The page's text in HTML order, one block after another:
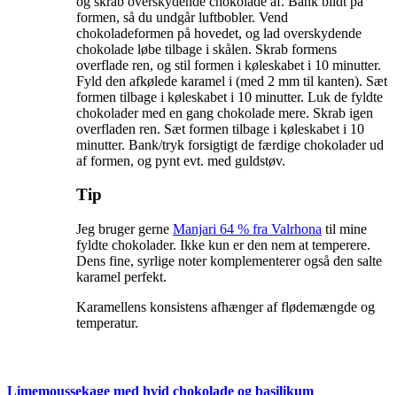
formen, så du undgår luftbobler. Vend
chokoladeformen på hovedet, og lad overskydende
chokolade løbe tilbage i skålen. Skrab formens
overflade ren, og stil formen i køleskabet i 10 minutter.
Fyld den afkølede karamel i (med 2 mm til kanten). Sæt
formen tilbage i køleskabet i 10 minutter. Luk de fyldte
chokolader med en gang chokolade mere. Skrab igen
overfladen ren. Sæt formen tilbage i køleskabet i 10
minutter. Bank/tryk forsigtigt de færdige chokolader ud
af formen, og pynt evt. med guldstøv.
Tip
Jeg bruger gerne Manjari 64 % fra Valrhona til mine
fyldte chokolader. Ikke kun er den nem at temperere.
Dens fine, syrlige noter komplementerer også den salte
karamel perfekt.
Karamellens konsistens afhænger af flødemængde og
Limemoussekage med hvid chokolade og basilikum